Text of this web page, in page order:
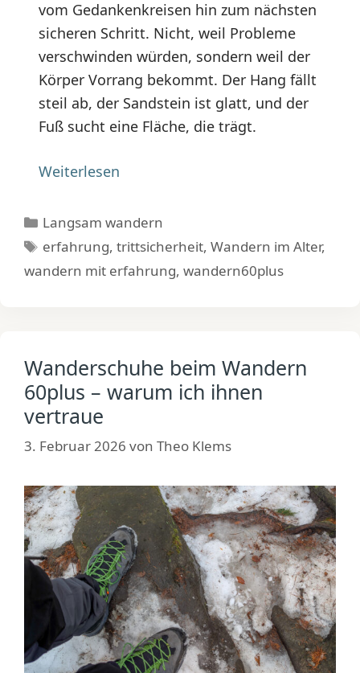
vom Gedankenkreisen hin zum nächsten
sicheren Schritt. Nicht, weil Probleme
verschwinden würden, sondern weil der
Körper Vorrang bekommt. Der Hang fällt
steil ab, der Sandstein ist glatt, und der
Fuß sucht eine Fläche, die trägt.
Weiterlesen
Kategorien
Langsam wandern
Schlagwörter
erfahrung,trittsicherheit,Wandern im Alter,
wandern mit erfahrung, wandern60plus
Wanderschuhe beim Wandern
60plus – warum ich ihnen
vertraue
3. Februar 2026 von Theo Klems